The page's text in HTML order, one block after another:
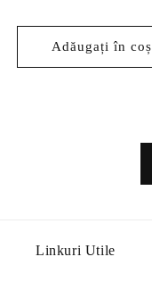
Adăugați în coș
Linkuri Utile